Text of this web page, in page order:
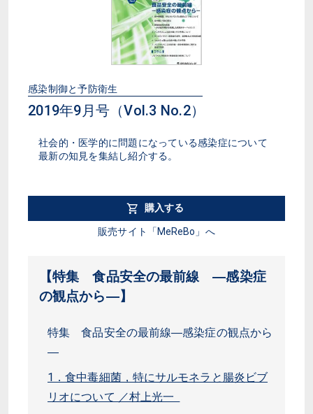
感染制御と予防衛生
2019年9月号（Vol.3 No.2）
社会的・医学的に問題になっている感染症について
最新の知見を集結し紹介する。
購入する
販売サイト「MeReBo」へ
【特集 食品安全の最前線 ―感染症
の観点から―】
特集 食品安全の最前線―感染症の観点から
―
1．食中毒細菌，特にサルモネラと腸炎ビブ
リオについて ／村上光一